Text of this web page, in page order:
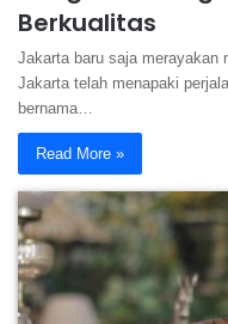
Berkualitas
Jakarta baru saja merayakan
Jakarta telah menapaki
bernama…
Read More »